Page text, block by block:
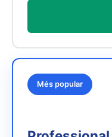
Més popular